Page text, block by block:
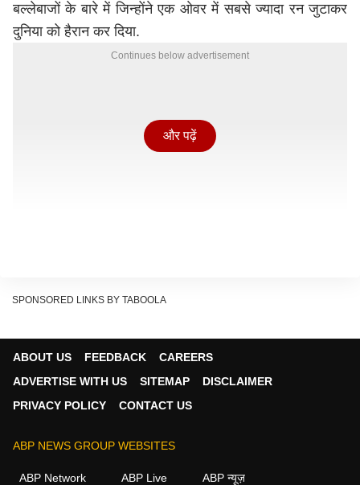
बल्लेबाजों के बारे में जिन्होंने एक ओवर में सबसे ज्यादा रन जुटाकर
दुनिया को हैरान कर दिया.
Continues below advertisement
इस सूची की शुरुआत 2007 टी20 वर्ल्ड कप से होती है. दक्षिण
और पढ़ें
SPONSORED LINKS BY TABOOLA
ABOUT US FEEDBACK
CAREERS
ADVERTISE WITH US
SITEMAP
DISCLAIMER
PRIVACY POLICY
CONTACT US
ABP NEWS GROUP WEBSITES
ABP Network ABP Live ABP न्यूज़